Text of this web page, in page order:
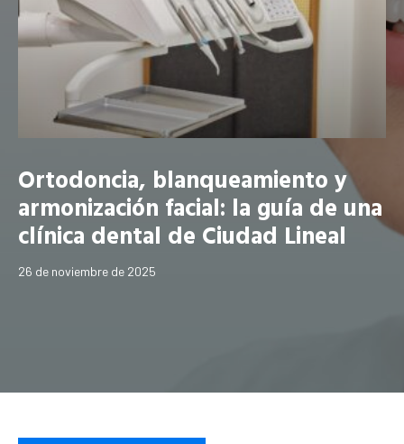
Ortodoncia, blanqueamiento y
armonización facial: la guía de una
clínica dental de Ciudad Lineal
26 de noviembre de 2025